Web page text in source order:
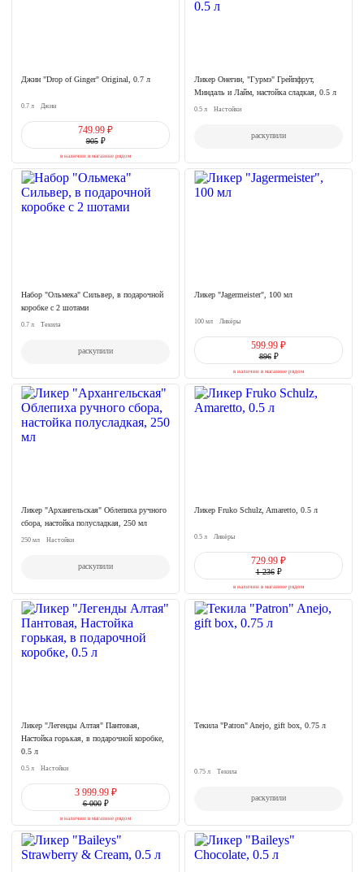
Джин "Drop of Ginger" Original, 0.7 л
0.7 л Джин
749.99 ₽
905₽
в наличии в магазине рядом
Ликер Онегин, "Гурмэ" Грейпфрут,
Миндаль и Лайм, настойка сладкая, 0.5 л
0.5 л Настойки
раскупили
Набор "Ольмека" Сильвер, в подарочной
коробке c 2 шотами
0.7 л Текила
раскупили
Ликер "Jagermeister", 100 мл
100 мл Ликёры
599.99 ₽
896₽
в наличии в магазине рядом
Ликер "Архангельская" Облепиха ручного
сбора, настойка полусладкая, 250 мл
250 мл Настойки
раскупили
Ликер Fruko Schulz, Amaretto, 0.5 л
0.5 л Ликёры
729.99 ₽
1 236₽
в наличии в магазине рядом
Ликер "Легенды Алтая" Пантовая,
Настойка горькая, в подарочной коробке,
0.5 л
0.5 л Настойки
3 999.99 ₽
6 000₽
в наличии в магазине рядом
Текила "Patron" Anejo, gift box, 0.75 л
0.75 л Текила
раскупили